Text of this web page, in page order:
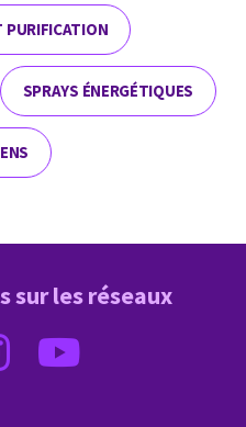
PURIFICATION
SPRAYS ÉNERGÉTIQUES
sur les réseaux